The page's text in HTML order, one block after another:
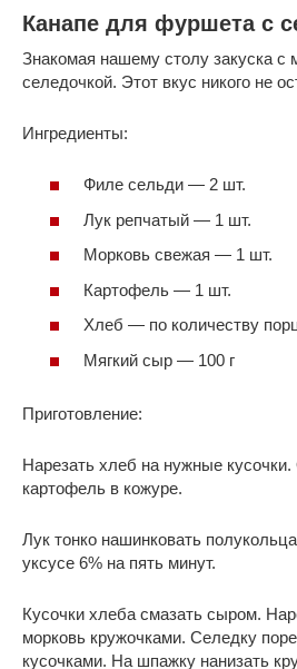
Канапе для фуршета с
Знакомая нашему столу закуска с
селедочкой. Этот вкус никого не
Ингредиенты:
Филе сельди — 2 шт.
Лук репчатый — 1 шт.
Морковь свежая — 1 шт.
Картофель — 1 шт.
Хлеб — по количеству
Мягкий сыр — 100 г
Приготовление:
Нарезать хлеб на нужные
картофель в кожуре.
Лук тонко нашинковать
уксусе 6% на пять минут.
Кусочки хлеба смазать сыром.
морковь кружочками. Селедку
кусочками. На шпажку нанизать